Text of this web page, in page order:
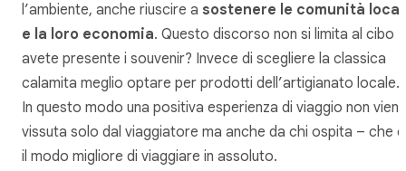
l’ambiente, anche riuscire a sostenere le comunità
e la loro economia. Questo discorso non si limita al cibo –
avete presente i souvenir? Invece di scegliere la classica
calamita meglio optare per prodotti dell’artigianato locale.
In questo modo una positiva esperienza di viaggio non viene
vissuta solo dal viaggiatore ma anche da chi ospita – che è
il modo migliore di viaggiare in assoluto.